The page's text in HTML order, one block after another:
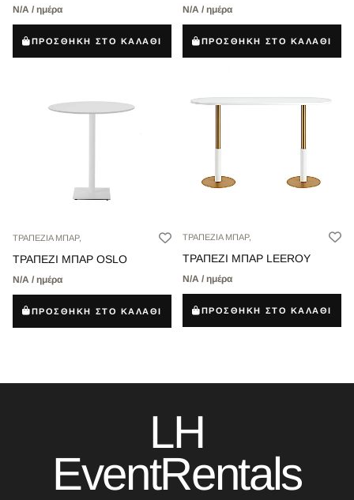
Ν/Α / ημέρα
ΠΡΟΣΘΗΚΗ ΣΤΟ ΚΑΛΑΘΙ
Ν/Α / ημέρα
ΠΡΟΣΘΗΚΗ ΣΤΟ ΚΑΛΑΘΙ
ΤΡΑΠΕΖΙΑ ΜΠΑΡ,
ΤΡΑΠΕΖΙ ΜΠΑΡ OSLO
Ν/Α / ημέρα
ΠΡΟΣΘΗΚΗ ΣΤΟ ΚΑΛΑΘΙ
ΤΡΑΠΕΖΙΑ ΜΠΑΡ,
ΤΡΑΠΕΖΙ ΜΠΑΡ LEEROY
Ν/Α / ημέρα
ΠΡΟΣΘΗΚΗ ΣΤΟ ΚΑΛΑΘΙ
LH
EventRentals